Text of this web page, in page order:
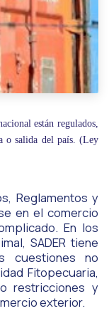
están regulados,
o salida del país. (Ley
Reglamentos y
en el comercio
En los
SADER tiene
cuestiones no
Fitopecuaria,
restricciones y
exterior.